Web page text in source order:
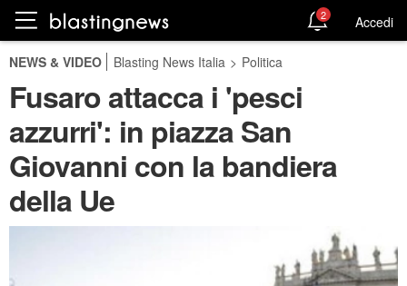
2 Accedi
NEWS & VIDEO Blasting News Italia > Politica
Fusaro attacca i 'pesci
azzurri': in piazza San
Giovanni con la bandiera
della Ue